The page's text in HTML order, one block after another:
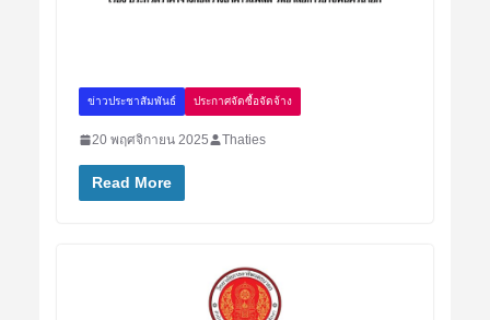
ข่าวประชาสัมพันธ์ ประกาศจัดซื้อจัดจ้าง
20 พฤศจิกายน 2025 Thaties
Read More